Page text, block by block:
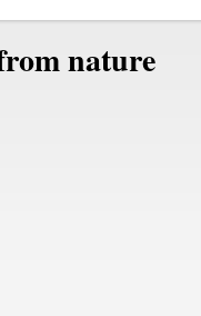
nature